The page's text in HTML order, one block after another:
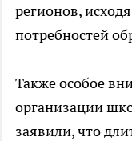
регионов,
потребностей
Также особое
организации
заявили, что